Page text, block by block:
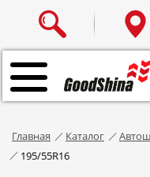
Главная Каталог
195/55R16